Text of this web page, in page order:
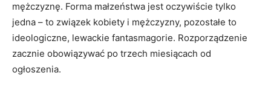
mężczyznę. Forma małzeństwa jest oczywiście tylko
jedna – to związek kobiety i mężczyzny, pozostałe to
ideologiczne, lewackie fantasmagorie. Rozporządzenie
zacznie obowiązywać po trzech miesiącach od
ogłoszenia.